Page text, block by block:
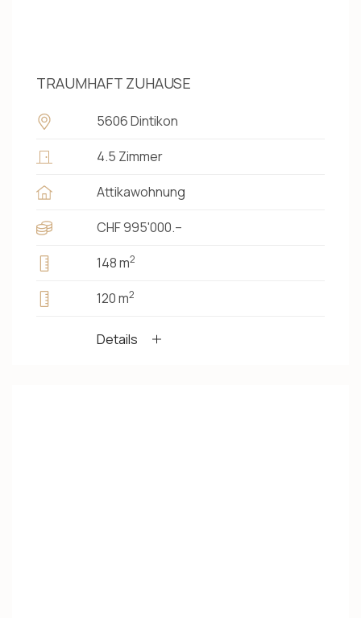
TRAUMHAFT ZUHAUSE
5606 Dintikon
4.5 Zimmer
Attikawohnung
CHF 995'000.–
148 m2
120 m2
Details